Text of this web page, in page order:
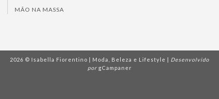
MÃO NA MASSA
2026 © Isabella Fiorentino | Moda, Beleza e Lifestyle | Desenvolvido
por gCampaner